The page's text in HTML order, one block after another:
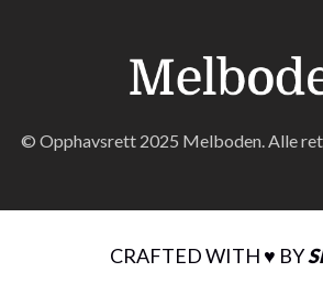
© Opphavsrett 2025 Melboden. Alle
CRAFTED WITH ♥ BY